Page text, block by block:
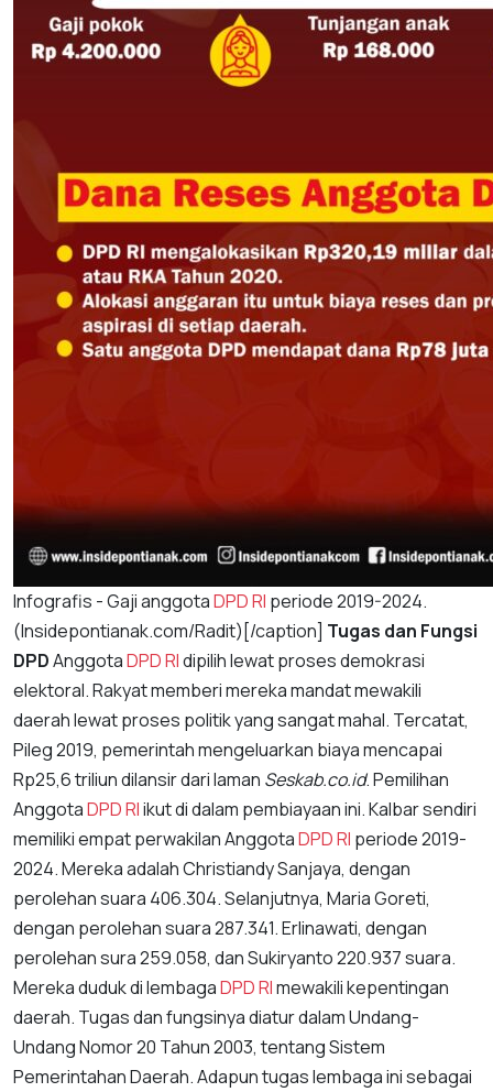
Infografis - Gaji anggotaDPD RI periode 2019-2024.
(Insidepontianak.com/Radit)[/caption] Tugas dan Fungsi
DPDAnggotaDPD RIdipilih lewat proses demokrasi
elektoral. Rakyat memberi mereka mandat mewakili
daerah lewat proses politik yang sangat mahal. Tercatat,
Pileg 2019, pemerintah mengeluarkan biaya mencapai
Rp25,6 triliun dilansir dari laman Seskab.co.id. Pemilihan
AnggotaDPD RIikut di dalam pembiayaan ini. Kalbar sendiri
memiliki empat perwakilan AnggotaDPD RI periode 2019-
2024. Mereka adalah Christiandy Sanjaya, dengan
perolehan suara 406.304. Selanjutnya, Maria Goreti,
dengan perolehan suara 287.341. Erlinawati, dengan
perolehan sura 259.058, dan Sukiryanto 220.937 suara.
Mereka duduk di lembagaDPD RImewakili kepentingan
daerah. Tugas dan fungsinya diatur dalam Undang-
Undang Nomor 20 Tahun 2003, tentang Sistem
Pemerintahan Daerah. Adapun tugas lembaga ini sebagai